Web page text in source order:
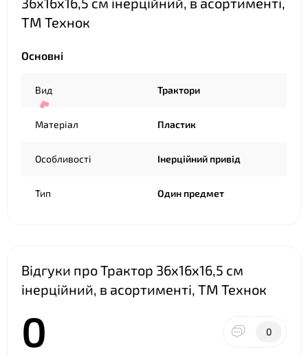
ТМ Технок
Основні
Вид Трактори
Матеріал Пластик
Особливості Інерційний привід
Тип Один предмет
Відгуки про Трактор 36х16х16,5 см
інерційний, в асортименті, ТМ Технок
0 0
❤